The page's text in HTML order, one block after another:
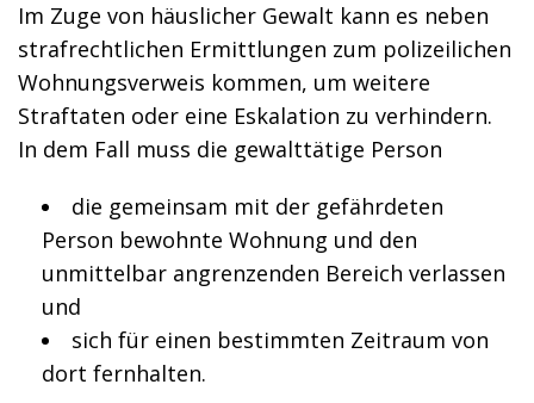
Im Zuge von häuslicher Gewalt kann es neben
strafrechtlichen Ermittlungen zum polizeilichen
Wohnungsverweis kommen, um weitere
Straftaten oder eine Eskalation zu verhindern.
In dem Fall muss die gewalttätige Person
die gemeinsam mit der gefährdeten
Person bewohnte Wohnung und den
unmittelbar angrenzenden Bereich verlassen
und
sich für einen bestimmten Zeitraum von
dort fernhalten.